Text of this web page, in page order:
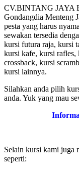
CV.BINTANG JAYA
Gondangdia Menteng
pesta yang harus
sewakan tersedia
kursi futura raja, kursi
kursi kafe, kursi
crossback, kursi
kursi lainnya.
Silahkan anda pilih
anda. Yuk yang mau
Selain kursi kami juga
seperti: